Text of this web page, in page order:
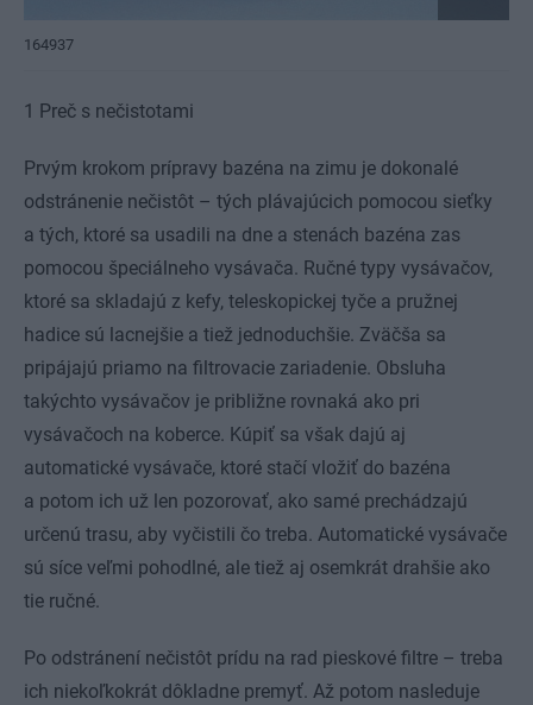
164937
1 Preč s nečistotami
Prvým krokom prípravy bazéna na zimu je dokonalé
odstránenie nečistôt – tých plávajúcich pomocou sieťky
a tých, ktoré sa usadili na dne a stenách bazéna zas
pomocou špeciálneho vysávača. Ručné typy vysávačov,
ktoré sa skladajú z kefy, teleskopickej tyče a pružnej
hadice sú lacnejšie a tiež jednoduchšie. Zväčša sa
pripájajú priamo na filtrovacie zariadenie. Obsluha
takýchto vysávačov je približne rovnaká ako pri
vysávačoch na koberce. Kúpiť sa však dajú aj
automatické vysávače, ktoré stačí vložiť do bazéna
a potom ich už len pozorovať, ako samé prechádzajú
určenú trasu, aby vyčistili čo treba. Automatické vysávače
sú síce veľmi pohodlné, ale tiež aj osemkrát drahšie ako
tie ručné.
Po odstránení nečistôt prídu na rad pieskové filtre – treba
ich niekoľkokrát dôkladne premyť. Až potom nasleduje